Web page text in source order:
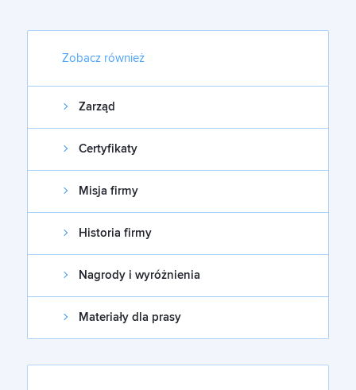
Zobacz również
Zarząd
Certyfikaty
Misja firmy
Historia firmy
Nagrody i wyróżnienia
Materiały dla prasy